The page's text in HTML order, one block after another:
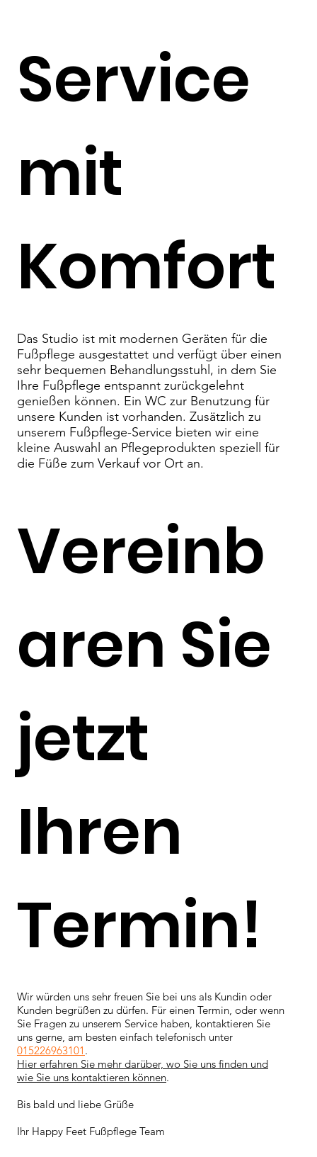
Das Studio ist mit modernen Geräten für die
Fußpflege ausgestattet und verfügt über einen
sehr bequemen Behandlungsstuhl, in dem Sie
Ihre Fußpflege entspannt zurückgelehnt
genießen können. Ein WC zur Benutzung für
unsere Kunden ist vorhanden. Zusätzlich zu
unserem Fußpflege-Service bieten wir eine
kleine Auswahl an Pflegeprodukten speziell für
die Füße zum Verkauf vor Ort an.
Service
mit
Komfort
Wir würden uns sehr freuen Sie bei uns als Kundin oder
Kunden begrüßen zu dürfen. Für einen Termin, oder wenn
Sie Fragen zu unserem Service haben, kontaktieren Sie
uns gerne, am besten einfach telefonisch unter
015226963101 .
Hier erfahren Sie mehr darüber, wo Sie uns finden und
wie Sie uns kontaktieren können.
Bis bald und liebe Grüße
Ihr Happy Feet Fußpflege Team
Vereinb
aren Sie
jetzt
Ihren
Termin!